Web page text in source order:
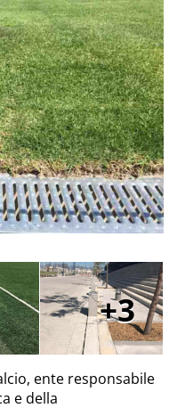
3
ente responsabile
e della